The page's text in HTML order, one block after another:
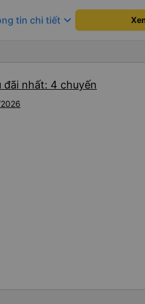
tin chi tiết keyboard_arrow_down
nhất: 4 chuyến